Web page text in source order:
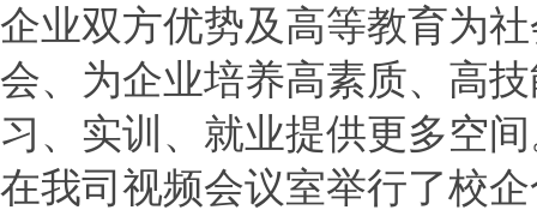
企业双方优势及高等教育为
会、为企业培养高素质、高
习、实训、就业提供更多空
在我司视频会议室举行了校